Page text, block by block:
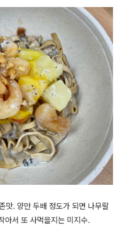
맛. 양만 두배 정도가 되면 나무랄
아서 또 사먹을지는 미지수.